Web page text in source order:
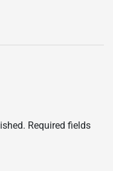
Required fields